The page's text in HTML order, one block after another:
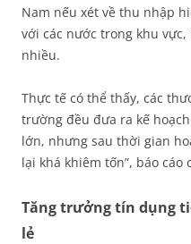
Nam nếu xét về thu nhập
với các nước trong khu
nhiều.
Thực tế có thể thấy, các
trường đều đưa ra kế
lớn, nhưng sau thời gian
lại khá khiêm tốn”, báo cáo
Tăng trưởng tín dụng
lẻ